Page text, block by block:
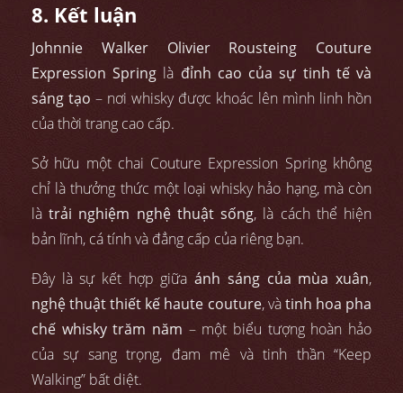
8. Kết luận
Johnnie Walker Olivier Rousteing Couture
Expression Spring là đỉnh cao của sự tinh tế và
sáng tạo – nơi whisky được khoác lên mình linh hồn
của thời trang cao cấp.
Sở hữu một chai Couture Expression Spring không
chỉ là thưởng thức một loại whisky hảo hạng, mà còn
làtrải nghiệm nghệ thuật sống, là cách thể hiện
bản lĩnh, cá tính và đẳng cấp của riêng bạn.
Đây là sự kết hợp giữaánh sáng của mùa xuân,
nghệ thuật thiết kế haute couture, vàtinh hoa pha
chế whisky trăm năm – một biểu tượng hoàn hảo
của sự sang trọng, đam mê và tinh thần “Keep
Walking” bất diệt.